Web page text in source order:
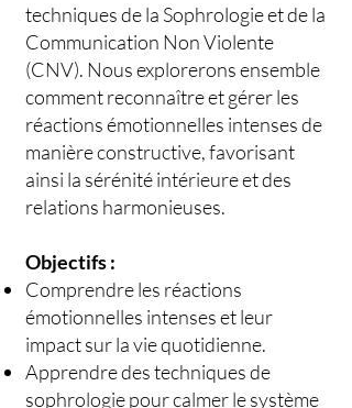
techniques de la Sophrologie et de la
Communication Non Violente
(CNV). Nous explorerons ensemble
comment reconnaître et gérer les
réactions émotionnelles intenses de
manière constructive, favorisant
ainsi la sérénité intérieure et des
relations harmonieuses.
Objectifs :
Comprendre les réactions
émotionnelles intenses et leur
impact sur la vie quotidienne.
Apprendre des techniques de
sophrologie pour calmer le système